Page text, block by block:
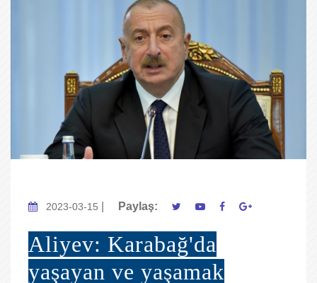
2023-03-15 Paylaş:
Aliyev: Karabağ'da
yaşayan ve yaşamak